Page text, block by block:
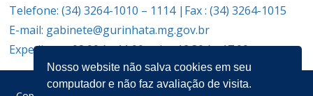
Telefone: (34) 3264-1010 – 1114 |Fax : (34) 3264-1015
E-mail: gabinete@gurinhata.mg.gov.br
Expediente: 08:00 às 11:00 e das 12:30 às 17:00
Nosso website não salva cookies em seu
computador e não faz avaliação de visita.